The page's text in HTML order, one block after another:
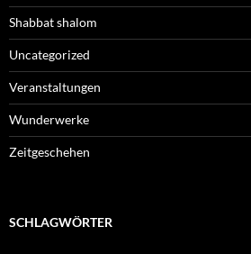
Shabbat shalom
Uncategorized
Veranstaltungen
Wunderwerke
Zeitgeschehen
SCHLAGWÖRTER